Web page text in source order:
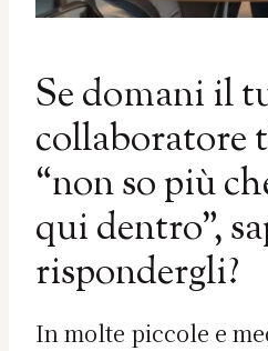
Se domani il
collaboratore
“non so più
qui dentro”,
rispondergli?
In molte piccole e